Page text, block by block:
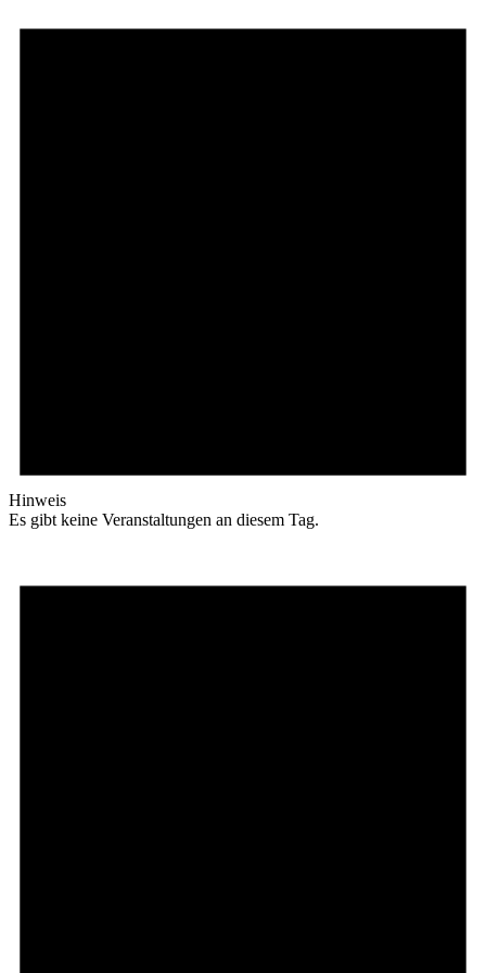
Hinweis
Es gibt keine Veranstaltungen an diesem Tag.